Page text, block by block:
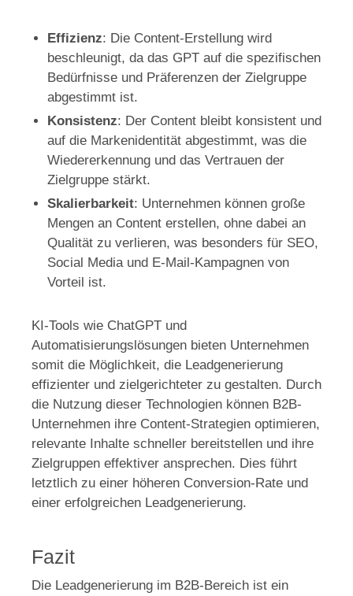
Effizienz: Die Content-Erstellung wird
beschleunigt, da das GPT auf die spezifischen
Bedürfnisse und Präferenzen der Zielgruppe
abgestimmt ist.
Konsistenz: Der Content bleibt konsistent und
auf die Markenidentität abgestimmt, was die
Wiedererkennung und das Vertrauen der
Zielgruppe stärkt.
Skalierbarkeit: Unternehmen können große
Mengen an Content erstellen, ohne dabei an
Qualität zu verlieren, was besonders für SEO,
Social Media und E-Mail-Kampagnen von
Vorteil ist.
KI-Tools wie ChatGPT und
Automatisierungslösungen bieten Unternehmen
somit die Möglichkeit, die Leadgenerierung
effizienter und zielgerichteter zu gestalten. Durch
die Nutzung dieser Technologien können B2B-
Unternehmen ihre Content-Strategien optimieren,
relevante Inhalte schneller bereitstellen und ihre
Zielgruppen effektiver ansprechen. Dies führt
letztlich zu einer höheren Conversion-Rate und
einer erfolgreichen Leadgenerierung.
Fazit
Die Leadgenerierung im B2B-Bereich ist ein